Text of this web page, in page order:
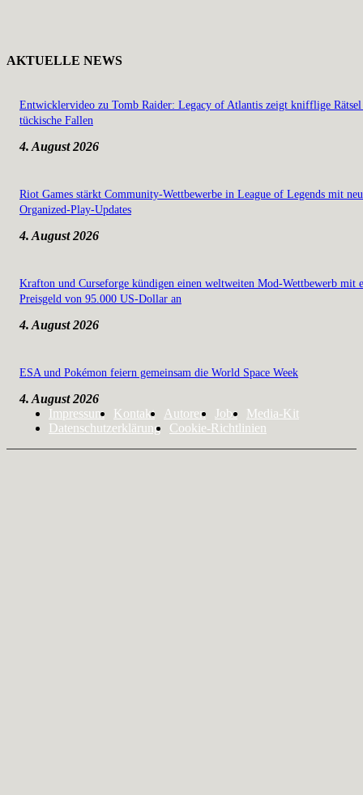
AKTUELLE NEWS
Entwicklervideo zu Tomb Raider: Legacy of Atlantis zeigt knifflige Rätsel
tückische Fallen
4. August 2026
Riot Games stärkt Community-Wettbewerbe in League of Legends mit
Organized-Play-Updates
4. August 2026
Krafton und Curseforge kündigen einen weltweiten Mod-Wettbewerb mit
Preisgeld von 95.000 US-Dollar an
4. August 2026
ESA und Pokémon feiern gemeinsam die World Space Week
4. August 2026
Impressum
Kontakt Autoren Jobs
Media-Kit
Datenschutzerklärung
Cookie-Richtlinien